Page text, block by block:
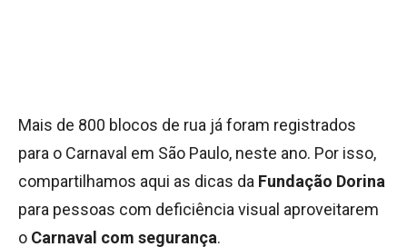
Mais de 800 blocos de rua já foram registrados
para o Carnaval em São Paulo, neste ano. Por isso,
compartilhamos aqui as dicas da Fundação Dorina
para pessoas com deficiência visual aproveitarem
o Carnaval com segurança.